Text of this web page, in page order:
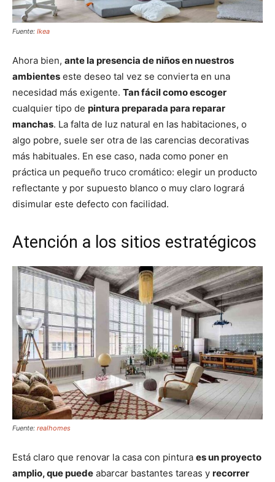
Fuente: Ikea
Ahora bien, ante la presencia de niños en nuestros
ambientes este deseo tal vez se convierta en una
necesidad más exigente. Tan fácil como escoger
cualquier tipo de pintura preparada para reparar
manchas. La falta de luz natural en las habitaciones, o
algo pobre, suele ser otra de las carencias decorativas
más habituales. En ese caso, nada como poner en
práctica un pequeño truco cromático: elegir un producto
reflectante y por supuesto blanco o muy claro logrará
disimular este defecto con facilidad.
Atención a los sitios estratégicos
Fuente: realhomes
Está claro que renovar la casa con pintura es un proyecto
amplio, que puede abarcar bastantes tareas y recorrer